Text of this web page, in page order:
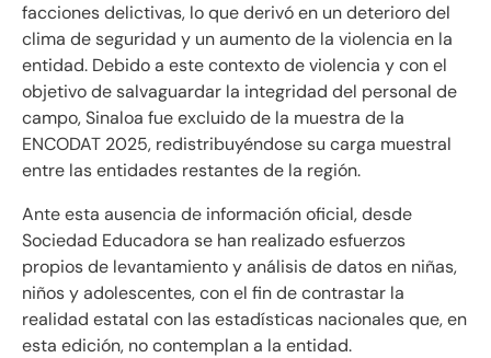
facciones delictivas, lo que derivó en un deterioro del
clima de seguridad y un aumento de la violencia en la
entidad. Debido a este contexto de violencia y con el
objetivo de salvaguardar la integridad del personal de
campo, Sinaloa fue excluido de la muestra de la
ENCODAT 2025, redistribuyéndose su carga muestral
entre las entidades restantes de la región.
Ante esta ausencia de información oficial, desde
Sociedad Educadora se han realizado esfuerzos
propios de levantamiento y análisis de datos en niñas,
niños y adolescentes, con el fin de contrastar la
realidad estatal con las estadísticas nacionales que, en
esta edición, no contemplan a la entidad.